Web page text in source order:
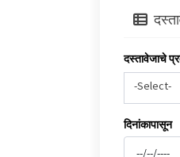
दस्तावेजाचे
-Select-
दिनांकापासून